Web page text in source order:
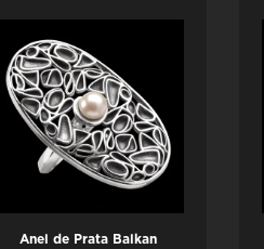
Anel de Prata Balkan